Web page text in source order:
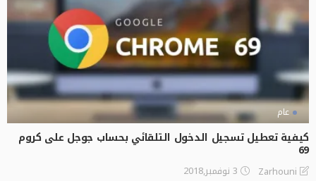
عام
كيفية تعطيل تسجيل الدخول التلقائي بحساب جوجل على كروم
69
Zarhouni 3 نوفمبر,2018